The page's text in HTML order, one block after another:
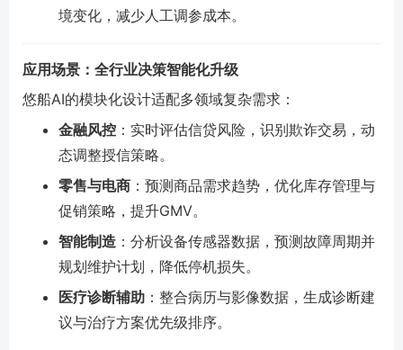
境变化，减少人工调参成本。
应用场景：全行业决策智能化升级
悠船AI的模块化设计适配多领域复杂需求：
金融风控 ：实时评估信贷风险，识别欺诈交易，动
态调整授信策略。
零售与电商 ：预测商品需求趋势，优化库存管理与
促销策略，提升GMV。
智能制造 ：分析设备传感器数据，预测故障周期并
规划维护计划，降低停机损失。
医疗诊断辅助 ：整合病历与影像数据，生成诊断建
议与治疗方案优先级排序。